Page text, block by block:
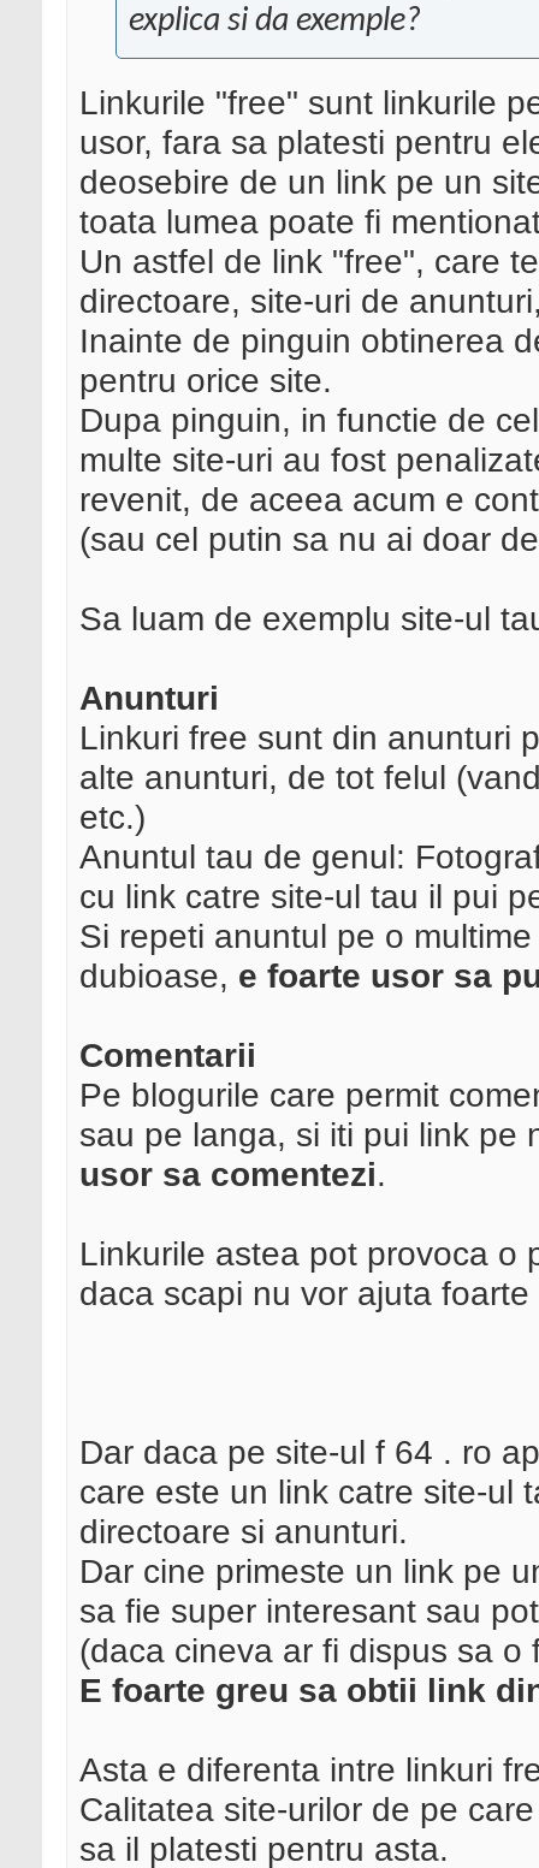
explica si da exemple?
Linkurile "free" sunt linkurile
usor, fara sa platesti pentru
deosebire de un link pe un
toata lumea poate fi
Un astfel de link "free", care
directoare, site-uri de
Inainte de pinguin obtinerea
pentru orice site.
Dupa pinguin, in functie de
multe site-uri au fost
revenit, de aceea acum e
(sau cel putin sa nu ai doar
Sa luam de exemplu site-ul
Anunturi
Linkuri free sunt din anunturi
alte anunturi, de tot felul
etc.)
Anuntul tau de genul:
cu link catre site-ul tau il pui
Si repeti anuntul pe o
dubioase, e foarte usor sa
Comentarii
Pe blogurile care permit
sau pe langa, si iti pui link
usor sa comentezi.
Linkurile astea pot provoca o
daca scapi nu vor ajuta foarte
Dar daca pe site-ul f 64 . ro
care este un link catre site-ul
directoare si anunturi.
Dar cine primeste un link pe
sa fie super interesant sau
(daca cineva ar fi dispus sa o
E foarte greu sa obtii link
Asta e diferenta intre linkuri
Calitatea site-urilor de pe
sa il platesti pentru asta.